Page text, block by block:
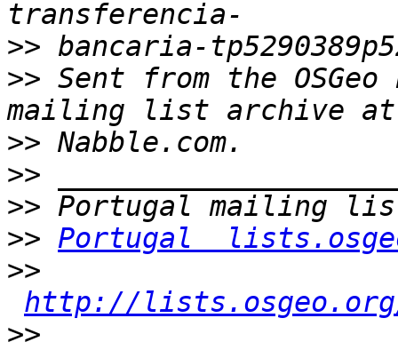
>>
>> Sent from the
>>
>>
>>
>> Portugal
>>
http://
>>